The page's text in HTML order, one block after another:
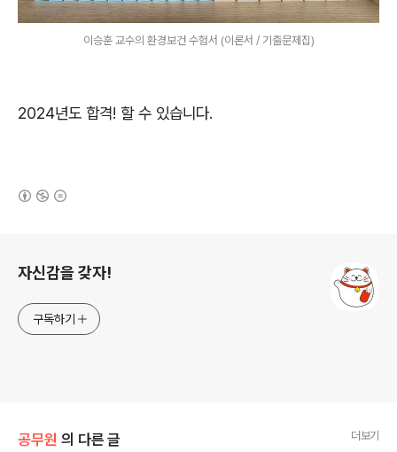
이승훈 교수의 환경보건 수험서 (이론서 / 기출문제집)
2024년도 합격! 할 수 있습니다.
자신감을 갖자!
구독하기
공무원 의 다른 글 더보기